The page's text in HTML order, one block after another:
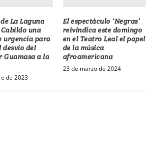
La Laguna
una
urgencia para
desvío del
Guamasa a la
de 2023
El espectáculo ‘Negras’
reivindica este domingo
en el Teatro Leal el papel
de la música
afroamericana
23 de marzo de 2024